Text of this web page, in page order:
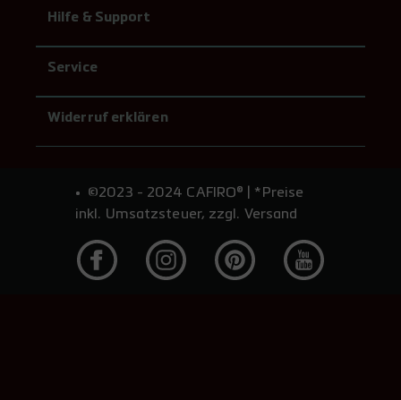
Hilfe & Support
Service
Widerruf erklären
©2023 - 2024 CAFIRO® | *Preise
inkl. Umsatzsteuer, zzgl. Versand